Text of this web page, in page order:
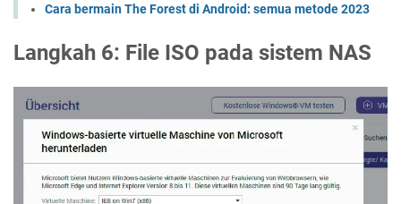
Cara bermain The Forest di Android: semua metode 2023
Langkah 6: File ISO pada sistem NAS